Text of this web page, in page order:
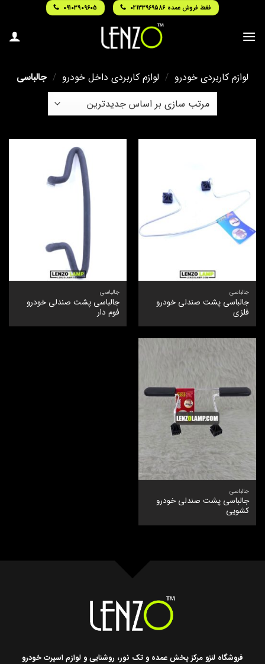
content
فقط فروش عمده 02133969586 09103909605
لوازم کاربردی خودرو / لوازم کاربردی داخل خودرو / جالباسی
جالباسی
جالباسی پشت صندلی خودرو
فلزی
جالباسی
جالباسی پشت صندلی خودرو
فوم دار
جالباسی
جالباسی پشت صندلی خودرو
کشویی
فروشگاه لنزو مرکز پخش عمده و تک نور، روشنایی و لوازم اسپرت خودرو